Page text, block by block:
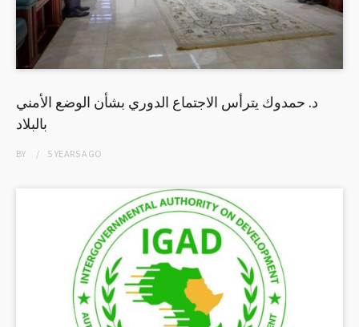
د. حمدوك يترأس الاجتماع الدوري بشأن الوضع الأمني
بالبلاد
BY 5 YEARSAGO